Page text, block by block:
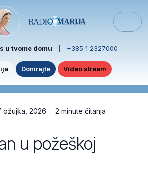
u tvome domu +385 1 2327000
Donirajte Video stream
ožujka, 2026 2 minute čitanja
u požeškoj